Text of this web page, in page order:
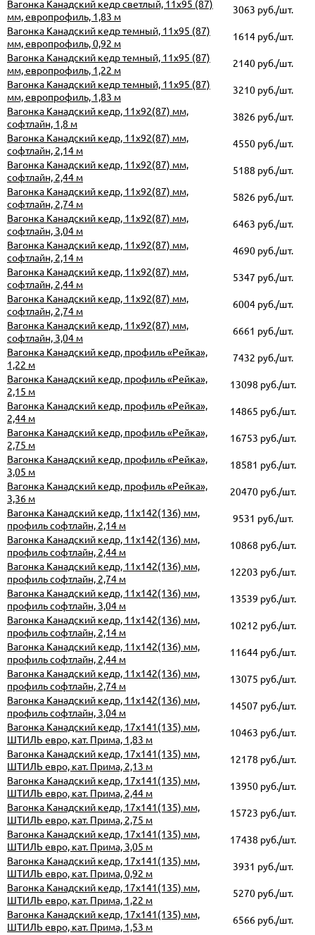
Вагонка Канадский кедр светлый, 11х95 (87)
мм, европрофиль, 1,83 м
3063 руб./шт.
Вагонка Канадский кедр темный, 11х95 (87)
мм, европрофиль, 0,92 м
1614 руб./шт.
Вагонка Канадский кедр темный, 11х95 (87)
мм, европрофиль, 1,22 м
2140 руб./шт.
Вагонка Канадский кедр темный, 11х95 (87)
мм, европрофиль, 1,83 м
3210 руб./шт.
Вагонка Канадский кедр, 11х92(87) мм,
софтлайн, 1,8 м
3826 руб./шт.
Вагонка Канадский кедр, 11х92(87) мм,
софтлайн, 2,14 м
4550 руб./шт.
Вагонка Канадский кедр, 11х92(87) мм,
софтлайн, 2,44 м
5188 руб./шт.
Вагонка Канадский кедр, 11х92(87) мм,
софтлайн, 2,74 м
5826 руб./шт.
Вагонка Канадский кедр, 11х92(87) мм,
софтлайн, 3,04 м
6463 руб./шт.
Вагонка Канадский кедр, 11х92(87) мм,
софтлайн, 2,14 м
4690 руб./шт.
Вагонка Канадский кедр, 11х92(87) мм,
софтлайн, 2,44 м
5347 руб./шт.
Вагонка Канадский кедр, 11х92(87) мм,
софтлайн, 2,74 м
6004 руб./шт.
Вагонка Канадский кедр, 11х92(87) мм,
софтлайн, 3,04 м
6661 руб./шт.
Вагонка Канадский кедр, профиль «Рейка»,
1,22 м
7432 руб./шт.
Вагонка Канадский кедр, профиль «Рейка»,
2,15 м
13098 руб./шт.
Вагонка Канадский кедр, профиль «Рейка»,
2,44 м
14865 руб./шт.
Вагонка Канадский кедр, профиль «Рейка»,
2,75 м
16753 руб./шт.
Вагонка Канадский кедр, профиль «Рейка»,
3,05 м
18581 руб./шт.
Вагонка Канадский кедр, профиль «Рейка»,
3,36 м
20470 руб./шт.
Вагонка Канадский кедр, 11х142(136) мм,
профиль софтлайн, 2,14 м
9531 руб./шт.
Вагонка Канадский кедр, 11х142(136) мм,
профиль софтлайн, 2,44 м
10868 руб./шт.
Вагонка Канадский кедр, 11х142(136) мм,
профиль софтлайн, 2,74 м
12203 руб./шт.
Вагонка Канадский кедр, 11х142(136) мм,
профиль софтлайн, 3,04 м
13539 руб./шт.
Вагонка Канадский кедр, 11х142(136) мм,
профиль софтлайн, 2,14 м
10212 руб./шт.
Вагонка Канадский кедр, 11х142(136) мм,
профиль софтлайн, 2,44 м
11644 руб./шт.
Вагонка Канадский кедр, 11х142(136) мм,
профиль софтлайн, 2,74 м
13075 руб./шт.
Вагонка Канадский кедр, 11х142(136) мм,
профиль софтлайн, 3,04 м
14507 руб./шт.
Вагонка Канадский кедр, 17х141(135) мм,
ШТИЛЬ евро, кат. Прима, 1,83 м
10463 руб./шт.
Вагонка Канадский кедр, 17х141(135) мм,
ШТИЛЬ евро, кат. Прима, 2,13 м
12178 руб./шт.
Вагонка Канадский кедр, 17х141(135) мм,
ШТИЛЬ евро, кат. Прима, 2,44 м
13950 руб./шт.
Вагонка Канадский кедр, 17х141(135) мм,
ШТИЛЬ евро, кат. Прима, 2,75 м
15723 руб./шт.
Вагонка Канадский кедр, 17х141(135) мм,
ШТИЛЬ евро, кат. Прима, 3,05 м
17438 руб./шт.
Вагонка Канадский кедр, 17х141(135) мм,
ШТИЛЬ евро, кат. Прима, 0,92 м
3931 руб./шт.
Вагонка Канадский кедр, 17х141(135) мм,
ШТИЛЬ евро, кат. Прима, 1,22 м
5270 руб./шт.
Вагонка Канадский кедр, 17х141(135) мм,
ШТИЛЬ евро, кат. Прима, 1,53 м
6566 руб./шт.